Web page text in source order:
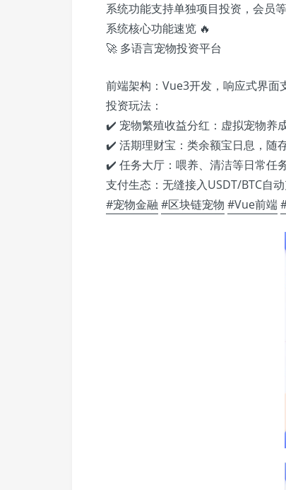
系统功能支持单独项目投资，会员
系统核心功能速览 🔥
🚀 多语言宠物投资平台
前端架构：Vue3开发，响应式界
投资玩法：
✔️ 宠物繁殖收益分红：虚拟宠物养
✔️ 活期理财宝：类余额宝日息，随
✔️ 任务大厅：喂养、清洁等日常任
支付生态：无缝接入USDT/BTC自
#宠物金融 #区块链宠物 #Vue前端